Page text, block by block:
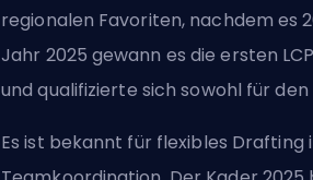
regionalen Favoriten, nachdem es
Jahr 2025 gewann es die ersten
und qualifizierte sich sowohl für
Es ist bekannt für flexibles Drafting